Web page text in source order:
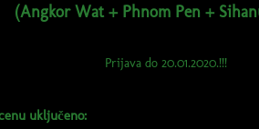
(Angkor Wat + Phnom Pen +
Prijava do 20.01.2020.!!!
uključeno: